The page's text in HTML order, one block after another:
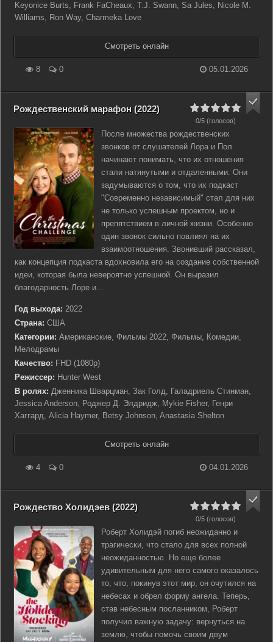
Keyonice Burts, Frank FaCheaux, T.J. Swann, Sa Jules, Nicole M.
Williams, Ron Way, Charmeka Love
Смотреть онлайн
8 0 05.01.2026
Рождественский марафон (2022)
0/5 (голосов)
После множества рождественских
звонков от слушателей Лора и Пол
начинают понимать, что их отношения
стали натянутыми и отдаленными. Они
задумываются о том, что их подкаст
"Современно независимый" стал для них
не только успешным проектом, но и
препятствием в личной жизни. Особенно
один звонок сильно повлиял на их
взаимоотношения. Звонивший рассказал,
как концепция подкаста вдохновила его на создание собственной
идеи, которая была невероятно успешной. Он выразил
благодарность Лоре и...
Год выхода: 2022
Страна: США
Категории: Американские, Фильмы 2022, Фильмы, Комедии,
Мелодрамы
Качество: FHD (1080p)
Режиссер: Hunter West
В ролях: Дженника Шварцман, Зак Голд, Галадриель Стинман,
Jessica Anderson, Роджер Д. Элдридж, Mykie Fisher, Генри
Хаггард, Alicia Haymer, Betsy Johnson, Anastasia Shelton
Смотреть онлайн
4 0 04.01.2026
Рождество Холидэев (2022)
0/5 (голосов)
Роберт Холидэй погиб неожиданно и
трагически, что стало для всех полной
неожиданностью. Но еще более
удивительным для него самого оказалось
то, что, покинув этот мир, он очутился на
небесах и обрел форму ангела. Теперь,
став небесным посланником, Роберт
получил важную задачу: вернуться на
землю, чтобы помочь своим двум